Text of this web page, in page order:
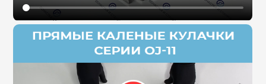
Ротационные соединения для гидравлики
Сервис станков
Сервисное обслуживание станков
Диагностика неисправностей станков